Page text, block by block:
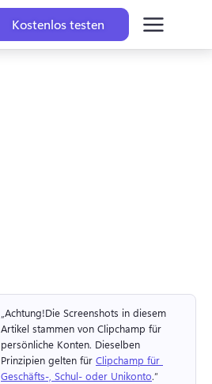
Kostenlos testen
„Achtung!Die Screenshots in diesem
Artikel stammen von Clipchamp für
persönliche Konten. Dieselben
Prinzipien gelten für Clipchamp für
Geschäfts-, Schul- oder Unikonto.“